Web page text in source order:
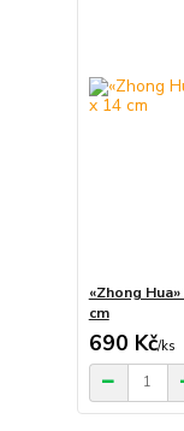
«Zhong
cm
690 Kč/ks